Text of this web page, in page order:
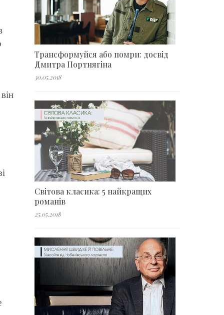
Трансформуйся або помри: досвід
Дмитра Портнягіна
30.05.2018
Світова класика: 5 найкращих
романів
25.05.2018